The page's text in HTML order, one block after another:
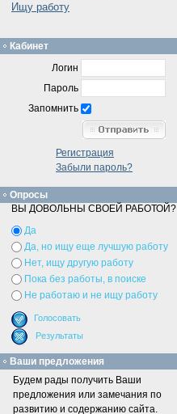
Ищу работу
Кабинет
Логин
Пароль
Запомнить
Регистрация
Забыли пароль?
Опросы
ВЫ ДОВОЛЬНЫ СВОЕЙ РАБОТОЙ?
Да
Да, но ищу еще лучшую работу
Нет, ищу другую работу
Пока без работы, в поиске
Не работаю и не ищу работу
Ваши предложения
Будем рады получить Ваши
предложения или замечания по
развитию и содержанию сайта.